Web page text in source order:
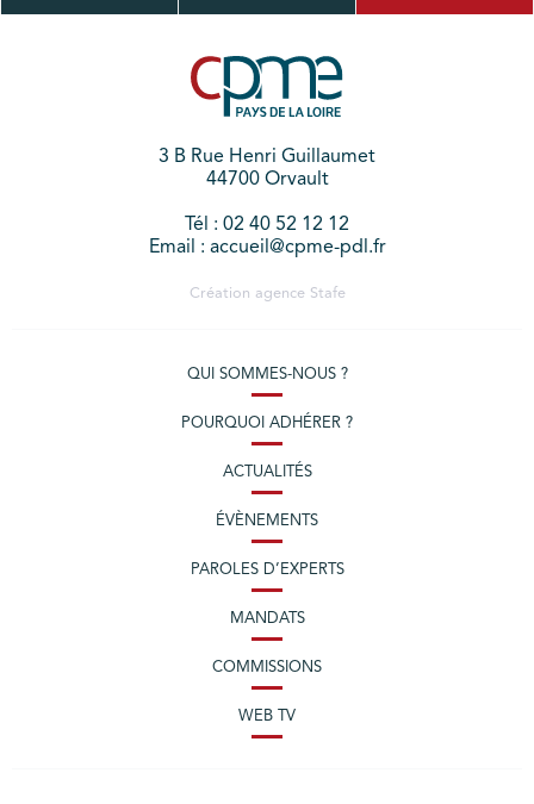
3 B Rue Henri Guillaumet
44700 Orvault
Tél : 02 40 52 12 12
Email : accueil@cpme-pdl.fr
Création agence Stafe
QUI SOMMES-NOUS ?
POURQUOI ADHÉRER ?
ACTUALITÉS
ÉVÈNEMENTS
PAROLES D’EXPERTS
MANDATS
COMMISSIONS
WEB TV